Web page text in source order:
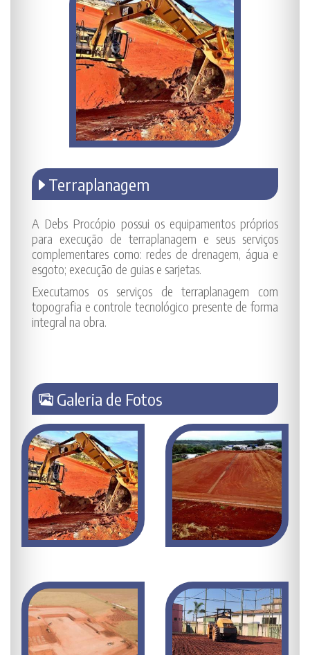
Terraplanagem
A Debs Procópio possui os equipamentos próprios
para execução de terraplanagem e seus serviços
complementares como: redes de drenagem, água e
esgoto; execução de guias e sarjetas.
Executamos os serviços de terraplanagem com
topografia e controle tecnológico presente de forma
integral na obra.
Galeria de Fotos